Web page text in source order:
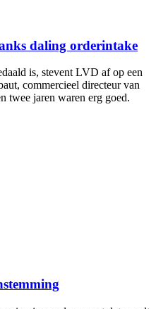
daling orderintake
is, stevent LVD af op een
commercieel directeur van
twee jaren waren erg goed.